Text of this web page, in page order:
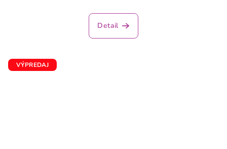
Detail
VÝPREDAJ